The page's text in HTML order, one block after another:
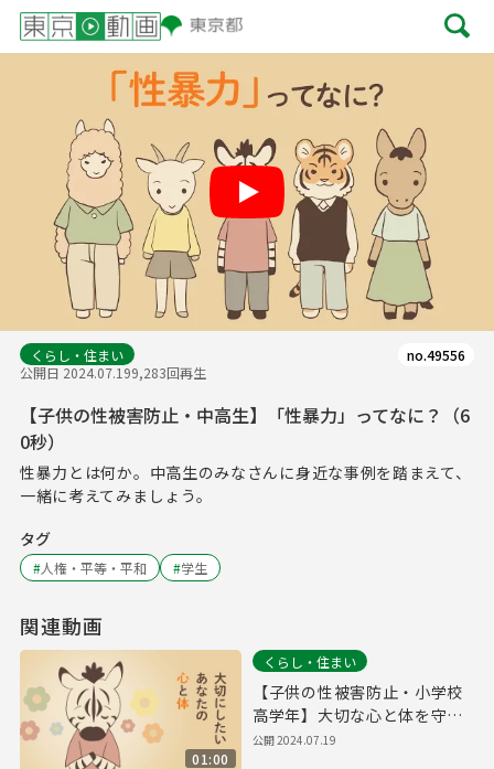
くらし・住まい
公開日 2024.07.199,283回再生
no.49556
【子供の性被害防止・中高生】「性暴力」ってなに？（6
0秒）
性暴力とは何か。中高生のみなさんに身近な事例を踏まえて、
一緒に考えてみましょう。
タグ
#人権・平等・平和 #学生
関連動画
01:00
くらし・住まい
【子供の性被害防止・小学校
高学年】大切な心と体を守る
ために（60秒）
公開2024.07.19